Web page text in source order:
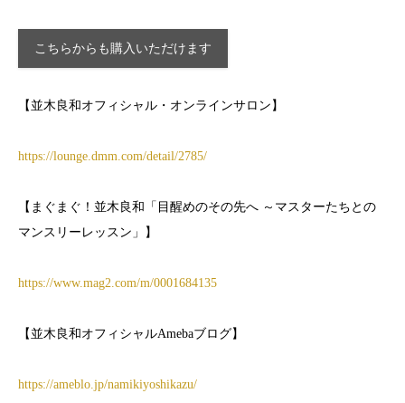
こちらからも購入いただけます
【並木良和オフィシャル・オンラインサロン】
https://lounge.dmm.com/detail/2785/
【まぐまぐ！並木良和「目醒めのその先へ ～マスターたちとの
マンスリーレッスン」】
https://www.mag2.com/m/0001684135
【並木良和オフィシャルAmebaブログ】
https://ameblo.jp/namikiyoshikazu/